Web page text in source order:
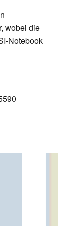
wobei die
Notebook